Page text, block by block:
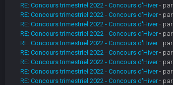
RE: Concours trimestriel 2022 - Concours d'Hiver - par
RE: Concours trimestriel 2022 - Concours d'Hiver - par
RE: Concours trimestriel 2022 - Concours d'Hiver - par
RE: Concours trimestriel 2022 - Concours d'Hiver - par
RE: Concours trimestriel 2022 - Concours d'Hiver - par
RE: Concours trimestriel 2022 - Concours d'Hiver - par
RE: Concours trimestriel 2022 - Concours d'Hiver - par
RE: Concours trimestriel 2022 - Concours d'Hiver - par
RE: Concours trimestriel 2022 - Concours d'Hiver - par